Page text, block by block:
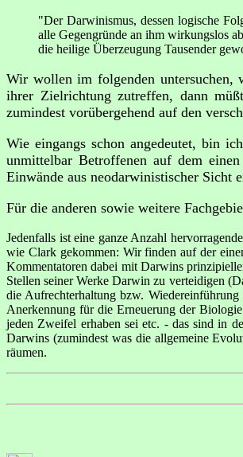
"Der Darwinismus, dessen logische
alle Gegengründe an ihm wirkungslos
die heilige Überzeugung Tausender
Wir wollen im folgenden untersuchen,
ihrer Zielrichtung zutreffen, dann
zumindest vorübergehend auf den
Wie eingangs schon angedeutet, bin
unmittelbar Betroffenen auf dem
Einwände aus neodarwinistischer Sicht
Für die anderen sowie weitere
Jedenfalls ist eine ganze Anzahl
wie Clark gekommen: Wir finden auf der
Kommentatoren dabei mit Darwins
Stellen seiner Werke Darwin zu verteidigen
die Aufrechterhaltung bzw.
Anerkennung für die Erneuerung der
jeden Zweifel erhaben sei etc. - das sind in
Darwins (zumindest was die allgemeine
räumen.